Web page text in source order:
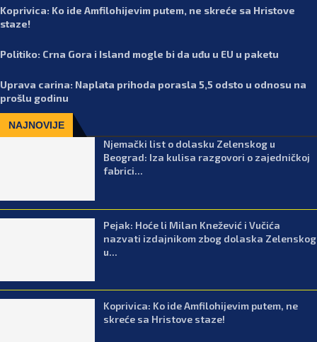
Koprivica: Ko ide Amfilohijevim putem, ne skreće sa Hristove
staze!
Politiko: Crna Gora i Island mogle bi da uđu u EU u paketu
Uprava carina: Naplata prihoda porasla 5,5 odsto u odnosu na
prošlu godinu
NAJNOVIJE
Njemački list o dolasku Zelenskog u
Beograd: Iza kulisa razgovori o zajedničkoj
fabrici...
Pejak: Hoće li Milan Knežević i Vučića
nazvati izdajnikom zbog dolaska Zelenskog
u...
Koprivica: Ko ide Amfilohijevim putem, ne
skreće sa Hristove staze!